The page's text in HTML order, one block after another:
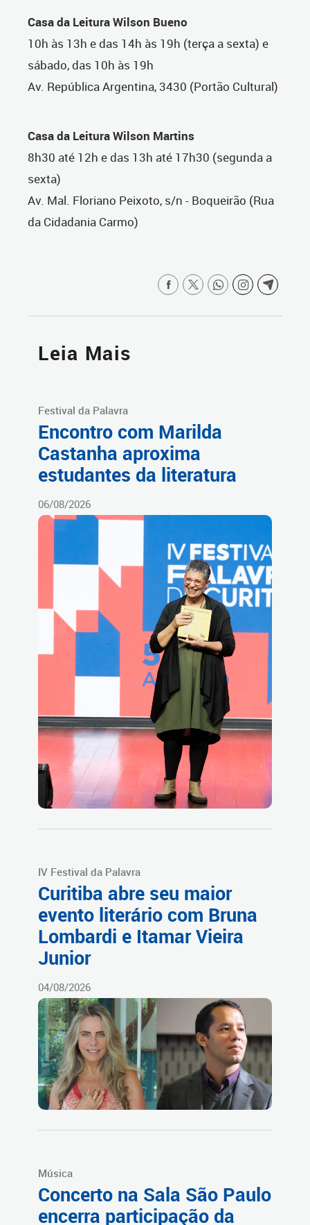
Casa da Leitura Wilson Bueno
10h às 13h e das 14h às 19h (terça a sexta) e
sábado, das 10h às 19h
Av. República Argentina, 3430 (Portão Cultural)
Casa da Leitura Wilson Martins
8h30 até 12h e das 13h até 17h30 (segunda a
sexta)
Av. Mal. Floriano Peixoto, s/n - Boqueirão (Rua
da Cidadania Carmo)
Leia Mais
Festival da Palavra
Encontro com Marilda
Castanha aproxima
estudantes da literatura
06/08/2026
IV Festival da Palavra
Curitiba abre seu maior
evento literário com Bruna
Lombardi e Itamar Vieira
Junior
04/08/2026
Música
Concerto na Sala São Paulo
encerra participação da